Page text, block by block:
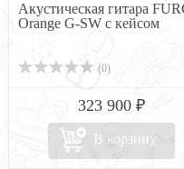
Акустическая гитара
Orange G-SW с кейсом
(0)
323 900 ₽
В корзину